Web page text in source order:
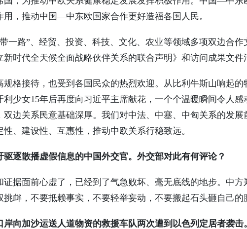
，推动中国—中东欧国家合作更好造福各国人民。
一路”、经贸、投资、科技、文化、农业等领域多项双边合作
时代全天候全面战略伙伴关系的联合声明》和访问成果文件
格接待，也受到各国民众的热烈欢迎。从比利牛斯山响起的
少女15年后再度向习近平主席献花，一个个温暖瞬间令人感
边关系民意基础深厚。我们对中法、中塞、中匈关系的发展
、建设性、互惠性，推动中欧关系行稳致远。
逐散播虚假信息的中国外交官。外交部对此有何评论？
据面前心虚了，已经到了气急败坏、毫无底线的地步。中方
衅，不要抵赖事实，不要轻举妄动，不要搬起石头砸自己的
向加沙运送人道物资的救援车队两次遭到以色列定居者袭击